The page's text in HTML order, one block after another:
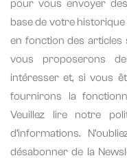
pour vous envoyer
base de votre historique
en fonction des articles
vous proposerons
intéresser et, si vous
fournirons la
Veuillez lire notre
d’informations.
désabonner de la